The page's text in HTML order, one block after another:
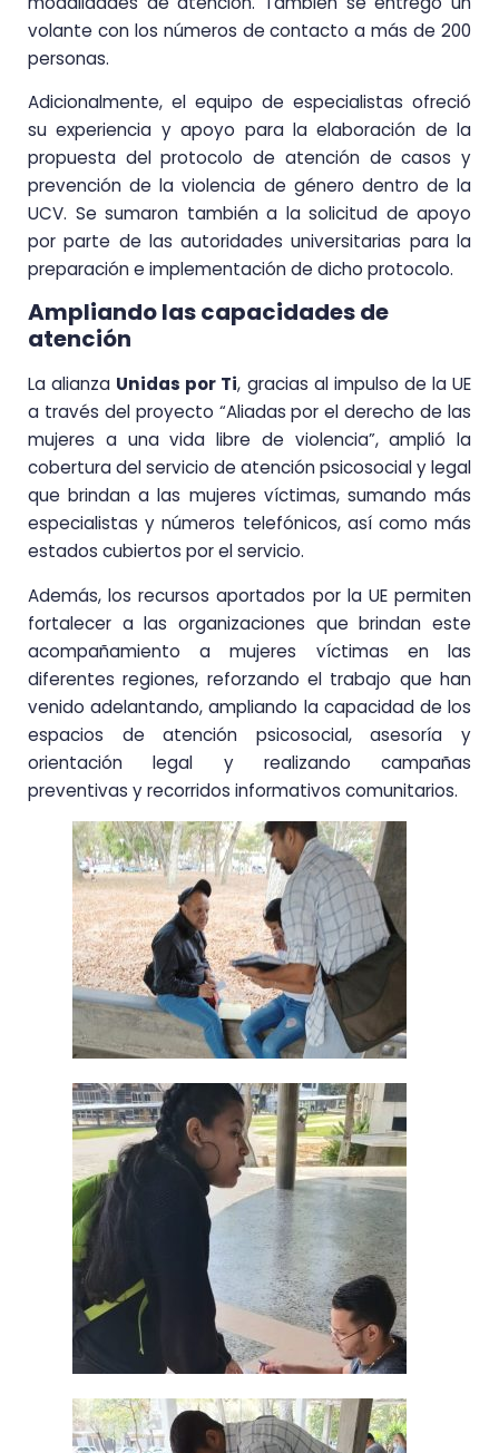
volante con los números de contacto a más de 200
personas.
Adicionalmente, el equipo de especialistas ofreció
su experiencia y apoyo para la elaboración de la
propuesta del protocolo de atención de casos y
prevención de la violencia de género dentro de la
UCV. Se sumaron también a la solicitud de apoyo
por parte de las autoridades universitarias para la
preparación e implementación de dicho protocolo.
Ampliando las capacidades de
atención
La alianza Unidas por Ti, gracias al impulso de la UE
a través del proyecto “Aliadas por el derecho de las
mujeres a una vida libre de violencia”, amplió la
cobertura del servicio de atención psicosocial y legal
que brindan a las mujeres víctimas, sumando más
especialistas y números telefónicos, así como más
estados cubiertos por el servicio.
Además, los recursos aportados por la UE permiten
fortalecer a las organizaciones que brindan este
acompañamiento a mujeres víctimas en las
diferentes regiones, reforzando el trabajo que han
venido adelantando, ampliando la capacidad de los
espacios de atención psicosocial, asesoría y
orientación legal y realizando campañas
preventivas y recorridos informativos comunitarios.